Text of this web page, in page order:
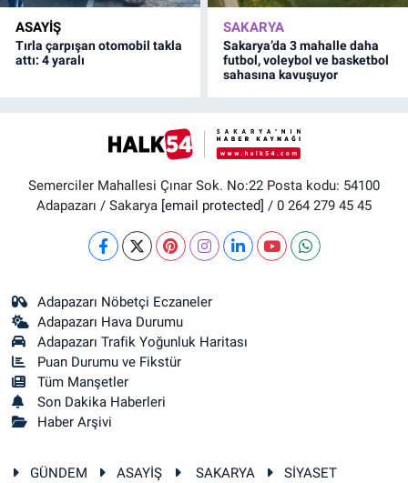
ASAYİŞ
Tırla çarpışan otomobil takla
attı: 4 yaralı
SAKARYA
Sakarya’da 3 mahalle daha
futbol, voleybol ve basketbol
sahasına kavuşuyor
Semerciler Mahallesi Çınar Sok. No:22 Posta kodu: 54100
Adapazarı / Sakarya [email protected] / 0 264 279 45 45
Adapazarı Nöbetçi Eczaneler
Adapazarı Hava Durumu
Adapazarı Trafik Yoğunluk Haritası
Puan Durumu ve Fikstür
Tüm Manşetler
Son Dakika Haberleri
Haber Arşivi
GÜNDEM ASAYİŞ SAKARYA SİYASET